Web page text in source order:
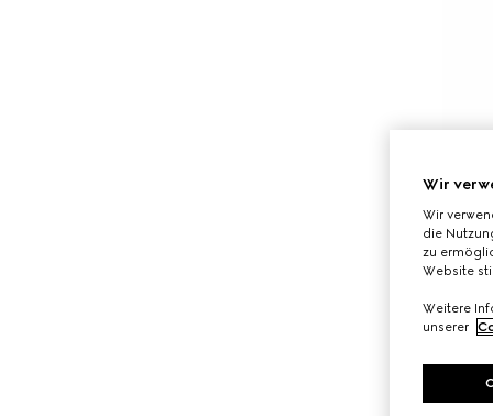
Wir
Wir
die
zu
Website
Weitere
unserer